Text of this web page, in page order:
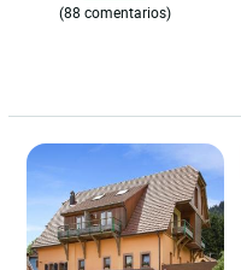
(88 comentarios)